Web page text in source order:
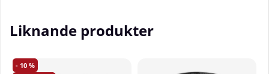
Liknande produkter
10